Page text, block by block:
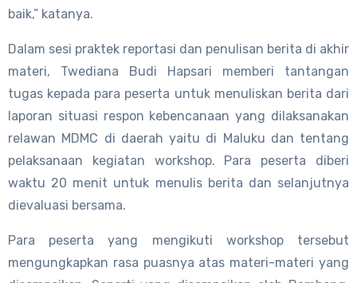
baik,” katanya.
Dalam sesi praktek reportasi dan penulisan berita di akhir
materi, Twediana Budi Hapsari memberi tantangan
tugas kepada para peserta untuk menuliskan berita dari
laporan situasi respon kebencanaan yang dilaksanakan
relawan MDMC di daerah yaitu di Maluku dan tentang
pelaksanaan kegiatan workshop. Para peserta diberi
waktu 20 menit untuk menulis berita dan selanjutnya
dievaluasi bersama.
Para peserta yang mengikuti workshop tersebut
mengungkapkan rasa puasnya atas materi-materi yang